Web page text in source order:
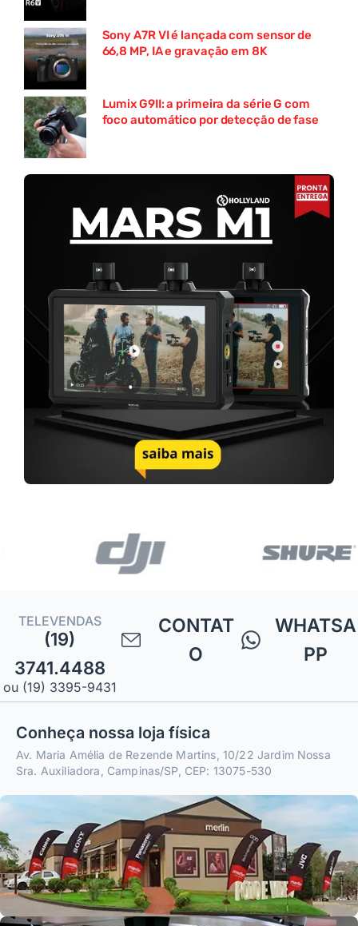
Sony A7R VI é lançada com sensor de
66,8 MP, IA e gravação em 8K
Lumix G9II: a primeira da série G com
foco automático por detecção de fase
TELEVENDAS
(19)
3741.4488
ou (19) 3395-9431
CONTAT
O
WHATSA
PP
Conheça nossa loja física
Av. Maria Amélia de Rezende Martins, 10/22 Jardim Nossa
Sra. Auxiliadora, Campinas/SP, CEP: 13075-530